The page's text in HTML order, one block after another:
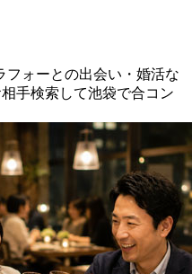
フォーとの出会い・婚活な
手検索して池袋で合コン